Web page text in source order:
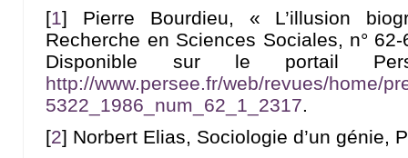
[1] Pierre Bourdieu, « L’illusion
Recherche en Sciences Sociales, n°
Disponible sur le portail
http://www.persee.fr/web/revues/home/
5322_1986_num_62_1_2317.
[2] Norbert Elias, Sociologie d’un génie,